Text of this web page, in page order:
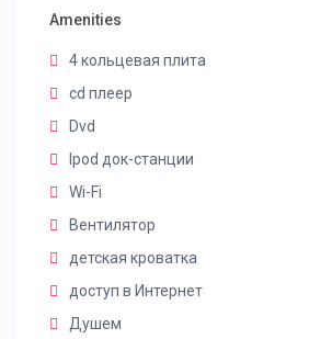
Amenities
4 кольцевая плита
cd плеер
Dvd
Ipod док-станции
Wi-Fi
Вентилятор
детская кроватка
доступ в Интернет
Душем